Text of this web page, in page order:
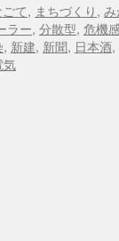
て, まちづくり,
ラー, 分散型, 危機
, 新建, 新聞, 日本酒,
気